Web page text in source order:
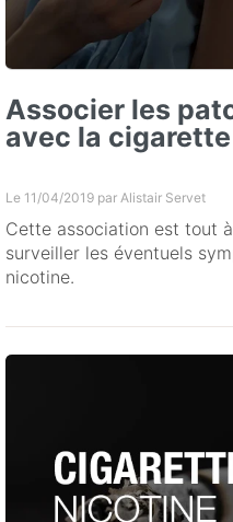
Associer les
avec la
Le 11/04/2019 par Alistair Servet
Cette association est tout
surveiller les éventuels
nicotine.